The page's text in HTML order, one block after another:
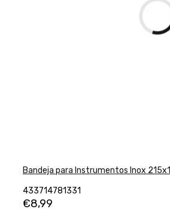
Bandeja para Instrumentos Inox
433714781331
€8,99